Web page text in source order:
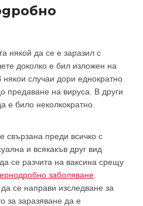
някой да се е заразил с
доколко е бил изложен на
случаи дори еднократно
предаване на вируса. В други
е било неколкократно.
свързана преди всичко с
и всякакъв друг вид
се разчита на ваксина срещу
заболяване
се направи изследване за
за заразяване да е